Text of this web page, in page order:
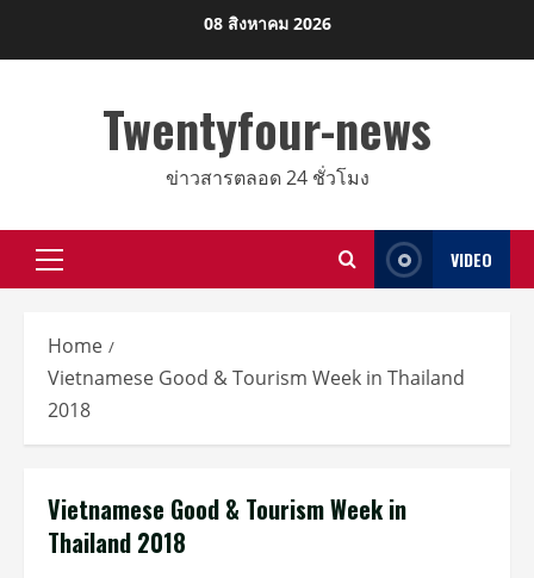
08 สิงหาคม 2026
Twentyfour-news
ข่าวสารตลอด 24 ชั่วโมง
Primary
VIDEO
Home
Vietnamese Good & Tourism Week in Thailand
2018
Vietnamese Good & Tourism Week in
Thailand 2018